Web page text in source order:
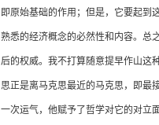
即原始基础的作用；但是，它要起到
熟悉的经济概念的必然性和内容。总
后的权威。我不打算随意提早作山这
思正是离马克思最近的马克思，即最
一次运气，他赋予了哲学对它的对立